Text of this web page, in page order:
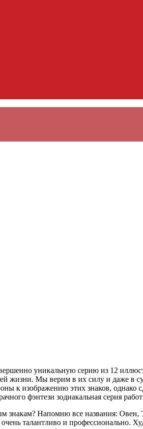
уникальную серию из 12
жизни. Мы верим в их силу и даже в
к изображению этих знаков, однако
фэнтези зодиакальная серия работ
знакам? Напомню все названия:
талантливо и профессионально.